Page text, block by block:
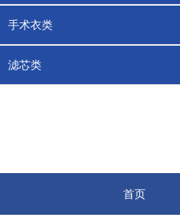
手术衣类
滤芯类
首页